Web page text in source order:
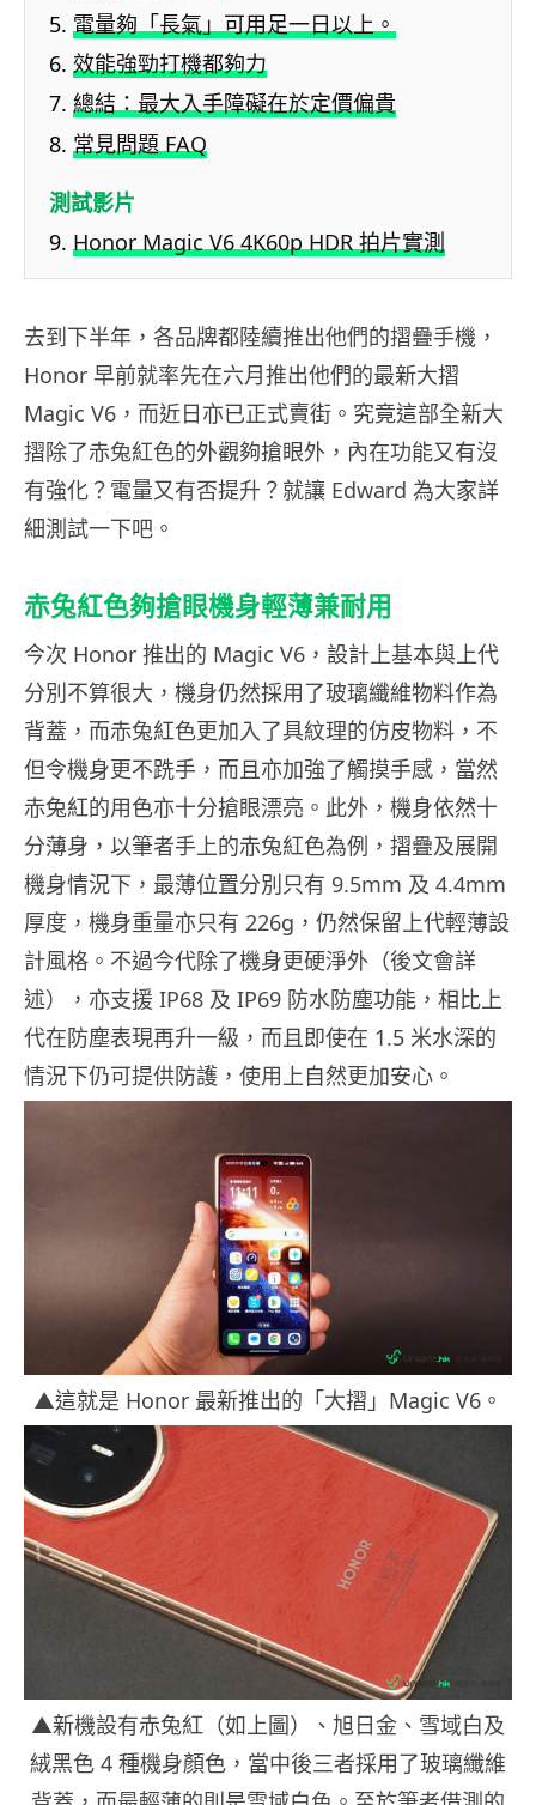
電量夠「長氣」可用足一日以上。
效能強勁打機都夠力
總結：最大入手障礙在於定價偏貴
常見問題 FAQ
測試影片
Honor Magic V6 4K60p HDR 拍片實測
去到下半年，各品牌都陸續推出他們的摺疊手機，
Honor 早前就率先在六月推出他們的最新大摺
Magic V6，而近日亦已正式賣街。究竟這部全新大
摺除了赤兔紅色的外觀夠搶眼外，內在功能又有沒
有強化？電量又有否提升？就讓 Edward 為大家詳
細測試一下吧。
赤兔紅色夠搶眼機身輕薄兼耐用
今次 Honor 推出的 Magic V6，設計上基本與上代
分別不算很大，機身仍然採用了玻璃纖維物料作為
背蓋，而赤兔紅色更加入了具紋理的仿皮物料，不
但令機身更不跣手，而且亦加強了觸摸手感，當然
赤兔紅的用色亦十分搶眼漂亮。此外，機身依然十
分薄身，以筆者手上的赤兔紅色為例，摺疊及展開
機身情況下，最薄位置分別只有 9.5mm 及 4.4mm
厚度，機身重量亦只有 226g，仍然保留上代輕薄設
計風格。不過今代除了機身更硬淨外（後文會詳
述），亦支援 IP68 及 IP69 防水防塵功能，相比上
代在防塵表現再升一級，而且即使在 1.5 米水深的
情況下仍可提供防護，使用上自然更加安心。
▲這就是 Honor 最新推出的「大摺」Magic V6。
▲新機設有赤兔紅（如上圖）、旭日金、雪域白及
絨黑色 4 種機身顏色，當中後三者採用了玻璃纖維